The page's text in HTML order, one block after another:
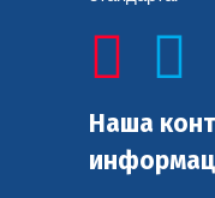
Наша